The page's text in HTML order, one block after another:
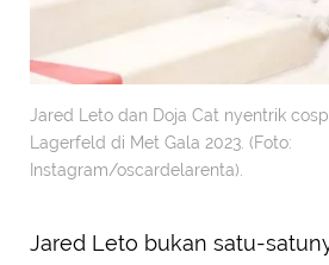
Jared Leto dan Doja Cat nyentrik
Lagerfeld di Met Gala 2023. (Foto:
Instagram/oscardelarenta).
Jared Leto bukan satu-